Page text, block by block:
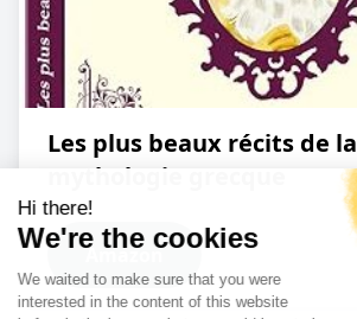
Les plus beaux récits de la
mythologie grecque
Amazon